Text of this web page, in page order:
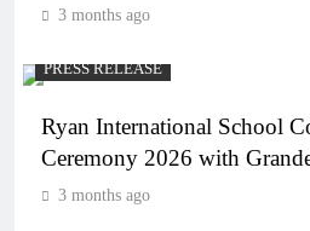
3 months ago
PRESS RELEASE
Ryan International School
Ceremony 2026 with
3 months ago